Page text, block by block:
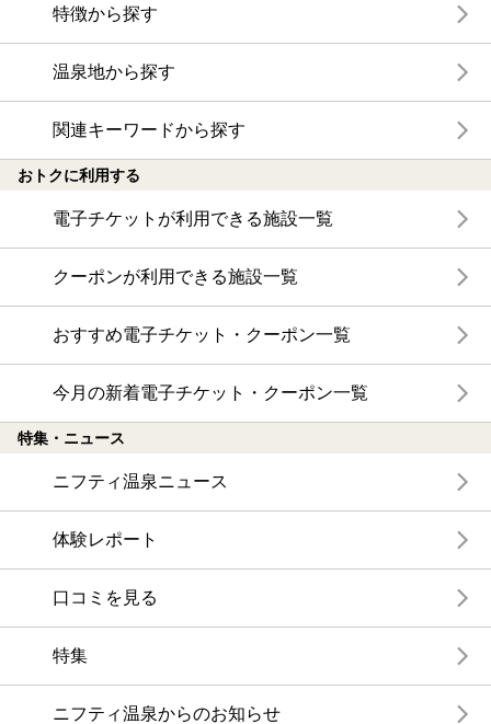
特徴から探す
温泉地から探す
関連キーワードから探す
おトクに利用する
電子チケットが利用できる施設一覧
クーポンが利用できる施設一覧
おすすめ電子チケット・クーポン一覧
今月の新着電子チケット・クーポン一覧
特集・ニュース
ニフティ温泉ニュース
体験レポート
口コミを見る
特集
ニフティ温泉からのお知らせ